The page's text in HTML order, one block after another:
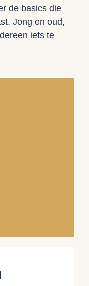
de basics die
Jong en oud,
iets te